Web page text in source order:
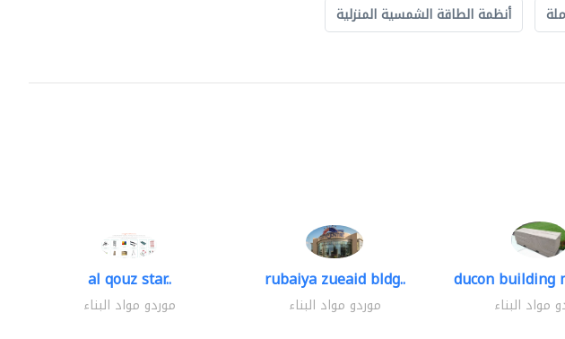
أنظمة الطاقة الشمسية المنزلية
al qouz star..
موردو مواد البناء
rubaiya zueaid bldg..
موردو مواد البناء
ducon building
مواد البناء